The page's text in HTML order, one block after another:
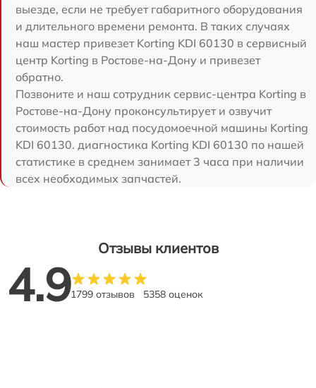
выезде, если не требует габаритного оборудования
и длительного времени ремонта. В таких случаях
наш мастер привезет Korting KDI 60130 в сервисный
центр Korting в Ростове-на-Дону и привезет
обратно.
Позвоните и наш сотрудник сервис-центра Korting в
Ростове-на-Дону проконсультирует и озвучит
стоимость работ над посудомоечной машины Korting
KDI 60130. диагностика Korting KDI 60130 по нашей
статистике в среднем занимает 3 часа при наличии
всех необходимых запчастей.
Отзывы клиентов
4.91799 отзывов 5358 оценок